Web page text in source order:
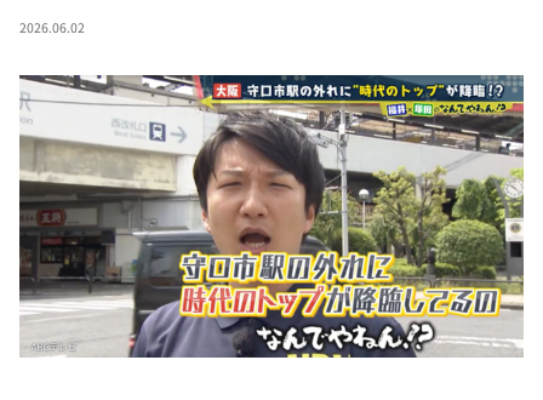
これ余談なんですけど・・・
て真剣です
探偵！ナイトスクープ
news おかえり
河合＆A.B.C-Z塚田×福井アナ「なんでやねん！？」
（news おかえり）
DAIGOも台所 ～きょうの献立 何にする？～
本日はダイアンなり！シーズン２
朝だ！生です旅サラダ
2026.06.02